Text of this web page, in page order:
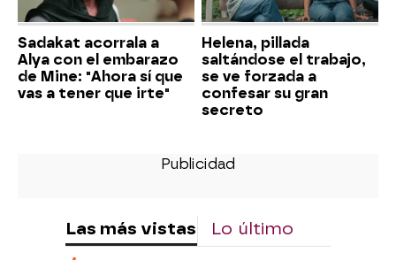
Sadakat acorrala a
Alya con el embarazo
de Mine: "Ahora sí que
vas a tener que irte"
Helena, pillada
saltándose el trabajo,
se ve forzada a
confesar su gran
secreto
Las más vistas Lo último